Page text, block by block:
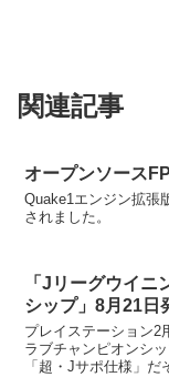
関連記事
オープンソース
Quake1エンジン拡張
されました。
「Jリーグウイ
シップ」8月21日
プレイステーション2
ラブチャンピオンシ
「超・Jサポ仕様」だそうです。 飯田産業